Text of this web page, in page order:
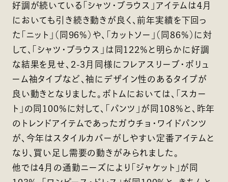
好調が続いている「シャツ・ブラウス」アイテムは4月
においても引き続き動きが良く、前年実績を下回っ
た「ニット」（同96％）や、「カットソー」（同86％）に対
して、「シャツ・ブラウス」は同122％と明らかに好調
な結果を見せ、2-3月同様にフレアスリーブ・ボリュ
ーム袖タイプなど、袖にデザイン性のあるタイプが
良い動きとなりました。ボトムにおいては、「スカー
ト」の同100％に対して、「パンツ」が同108％と、昨年
のトレンドアイテムであったガウチョ・ワイドパンツ
が、今年はスタイルカバーがしやすい定番アイテムと
なり、買い足し需要の動きがみられました。
他では4月の通勤ニーズにより「ジャケット」が同